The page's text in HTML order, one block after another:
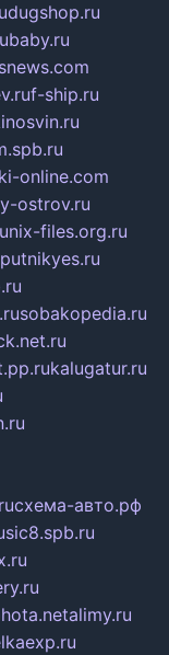
dugshop.ru
f-ship.ru
online.com
ostrov.ru
nix-files.org.ru
sobakopedia.ru
kalugatur.ru
схема-авто.рф
alimy.ru